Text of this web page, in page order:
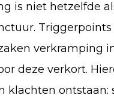
is niet hetzelfde
Triggerpoints
verkramping
deze verkort.
klachten ontstaan: